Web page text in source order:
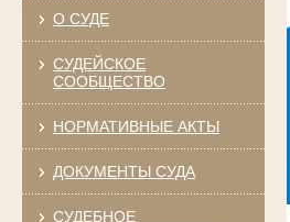
О СУДЕ
СУДЕЙСКОЕ
СООБЩЕСТВО
НОРМАТИВНЫЕ АКТЫ
ДОКУМЕНТЫ СУДА
СУДЕБНОЕ